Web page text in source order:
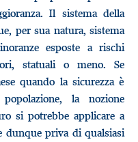
Il sistema della
per sua natura, sistema
esposte a rischi
statuali o meno. Se
quando la sicurezza è
la nozione
si potrebbe applicare a
dunque priva di qualsiasi